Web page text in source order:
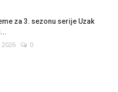
za 3. sezonu serije Uzak
2026 0